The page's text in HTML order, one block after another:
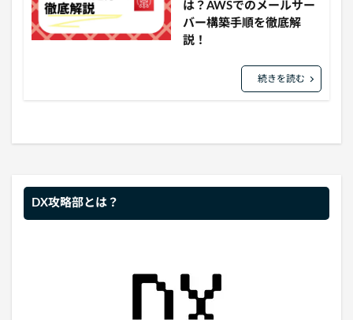
は？AWSでのメールサー
バー構築手順を徹底解
説！
続きを読む
DX攻略部とは？